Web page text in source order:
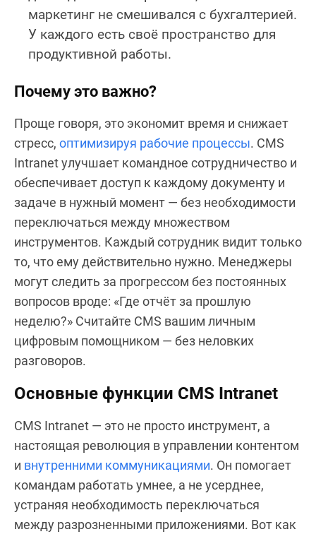
маркетинг не смешивался с бухгалтерией.
У каждого есть своё пространство для
продуктивной работы.
Почему это важно?
Проще говоря, это экономит время и снижает
стресс, оптимизируя рабочие процессы. CMS
Intranet улучшает командное сотрудничество и
обеспечивает доступ к каждому документу и
задаче в нужный момент — без необходимости
переключаться между множеством
инструментов. Каждый сотрудник видит только
то, что ему действительно нужно. Менеджеры
могут следить за прогрессом без постоянных
вопросов вроде: «Где отчёт за прошлую
неделю?» Считайте CMS вашим личным
цифровым помощником — без неловких
разговоров.
Основные функции CMS Intranet
CMS Intranet — это не просто инструмент, а
настоящая революция в управлении контентом
и внутренними коммуникациями. Он помогает
командам работать умнее, а не усерднее,
устраняя необходимость переключаться
между разрозненными приложениями. Вот как